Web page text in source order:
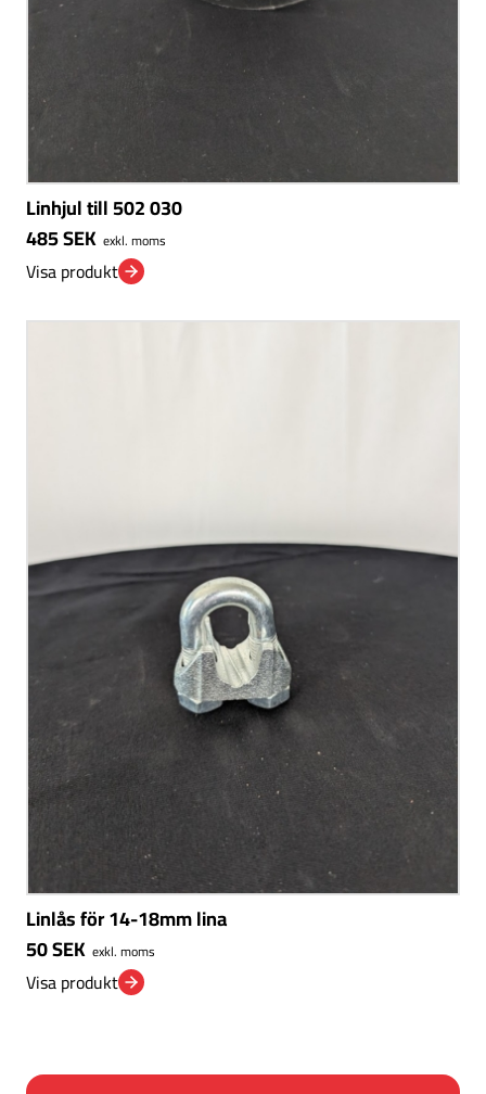
Linhjul till 502 030
485SEK exkl. moms
Visa produkt
Linlås för 14-18mm lina
50SEK exkl. moms
Visa produkt